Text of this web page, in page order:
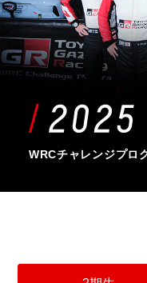
WRCチャレンジプロ